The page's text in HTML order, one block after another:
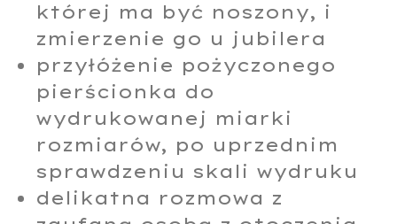
której ma być noszony, i
zmierzenie go u jubilera
przyłóżenie pożyczonego
pierścionka do
wydrukowanej miarki
rozmiarów, po uprzednim
sprawdzeniu skali wydruku
delikatna rozmowa z